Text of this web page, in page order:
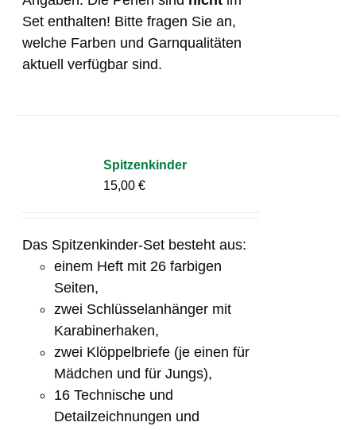
Set enthalten! Bitte fragen Sie an,
welche Farben und Garnqualitäten
aktuell verfügbar sind.
Spitzenkinder
15,00€
Das Spitzenkinder-Set besteht aus:
einem Heft mit 26 farbigen
Seiten,
zwei Schlüsselanhänger mit
Karabinerhaken,
zwei Klöppelbriefe (je einen für
Mädchen und für Jungs),
16 Technische und
Detailzeichnungen und